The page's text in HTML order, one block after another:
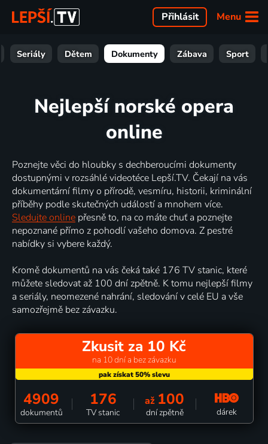
Menu
Přihlásit
Seriály Dětem Dokumenty Zábava Sport
Nejlepší norské opera
online
Poznejte věci do hloubky s dechberoucími dokumenty
dostupnými v rozsáhlé videotéce Lepší.TV. Čekají na vás
dokumentární filmy o přírodě, vesmíru, historii, kriminální
příběhy podle skutečných událostí a mnohem více.
Sledujte online přesně to, na co máte chuť a poznejte
nepoznané přímo z pohodlí vašeho domova. Z pestré
nabídky si vybere každý.
Kromě dokumentů na vás čeká také 176 TV stanic, které
můžete sledovat až 100 dní zpětně. K tomu nejlepší filmy
a seriály, neomezené nahrání, sledování v celé EU a vše
samozřejmě bez závazku.
Zkusit za 10 Kč
na 10 dní a bez závazku
4909
dokumentů
176
TV stanic
až 100
dní zpětně dárek